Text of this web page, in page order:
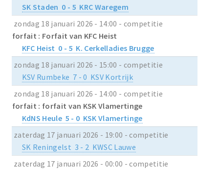
SK Staden 0 - 5 KRC Waregem
zondag 18 januari 2026 - 14:00 - competitie
forfait : Forfait van KFC Heist
KFC Heist 0 - 5 K. Cerkelladies Brugge
zondag 18 januari 2026 - 15:00 - competitie
KSV Rumbeke 7 - 0 KSV Kortrijk
zondag 18 januari 2026 - 14:00 - competitie
forfait : forfait van KSK Vlamertinge
KdNS Heule 5 - 0 KSK Vlamertinge
zaterdag 17 januari 2026 - 19:00 - competitie
SK Reningelst 3 - 2 KWSC Lauwe
zaterdag 17 januari 2026 - 00:00 - competitie